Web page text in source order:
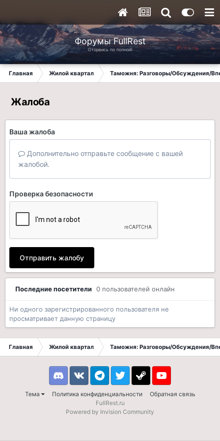
Форумы FullRest
Оторвись по полной!
Главная Жилой квартал Таможня: Разговоры/Обсуждения/
Жалоба
Ваша жалоба
Дополнительно отправьте сообщение с вашей
жалобой.
Проверка безопасности
Отправить жалобу
Последние посетители 0 пользователей онлайн
Ни одного зарегистрированного пользователя не
просматривает данную страницу
Главная Жилой квартал Таможня: Разговоры/Обсуждения/
Тема Политика конфиденциальности Обратная связь
DiscordVK TelegramTwitter Steam Youtube
FullRest.ru
Powered by Invision Community